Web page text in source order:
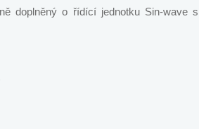
doplněný o řídící jednotku Sin-wave s